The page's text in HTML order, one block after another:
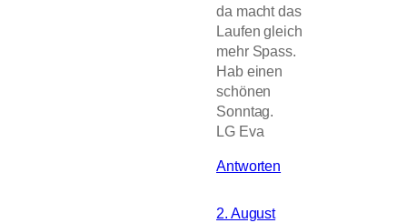
da macht das
Laufen gleich
mehr Spass.
Hab einen
schönen
Sonntag.
LG Eva
Antworten
2. August